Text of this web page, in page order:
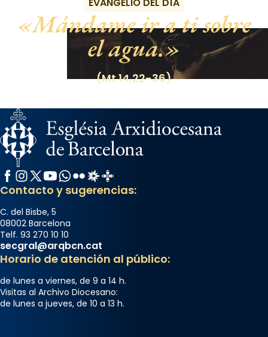
EVANGELIO DEL DÍA
Mándame ir a ti sobre
el agua.
(Mt 14,22-36)
Facebook
Instagram
X / Twitter
YouTube
WhatsApp
FlickrRadio Estel
Catalunya Cristiana
Contacto y sugerencias:
C. del Bisbe, 5
08002 Barcelona
Telf. 93 270 10 10
secgral@arqbcn.cat
Horario de atención al público:
de lunes a viernes, de 9 a 14 h.
Visitas al Archivo Diocesano:
de lunes a jueves, de 10 a 13 h.